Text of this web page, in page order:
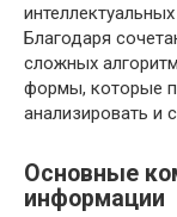
Благодаря
сложных
формы, которые
анализировать и
Основные
информации